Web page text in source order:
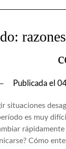
Publicada el
situaciones
es muy
Cómo